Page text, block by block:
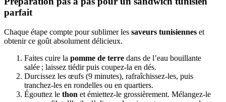
parfait
Chaque étape compte pour sublimer les saveurs tunisiennes et
obtenir ce goût absolument délicieux.
Faites cuire la pomme de terre dans de l’eau bouillante
salée ; laissez tiédir puis coupez-la en dés.
Durcissez les œufs (9 minutes), rafraîchissez-les, puis
tranchez-les en rondelles ou en quartiers.
Égouttez le thon et émiettez-le grossièrement. Mélangez-le